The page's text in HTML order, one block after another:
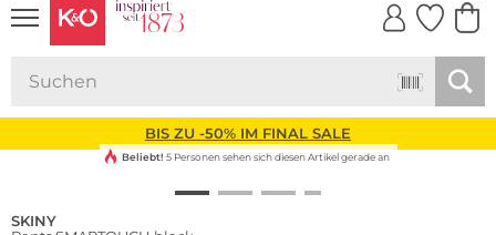
UNSERE APP
CLICK &
BIS ZU -50% IM FINAL SALE
Beliebt! 5 Personen sehen sich diesen Artikel gerade an
SKINY